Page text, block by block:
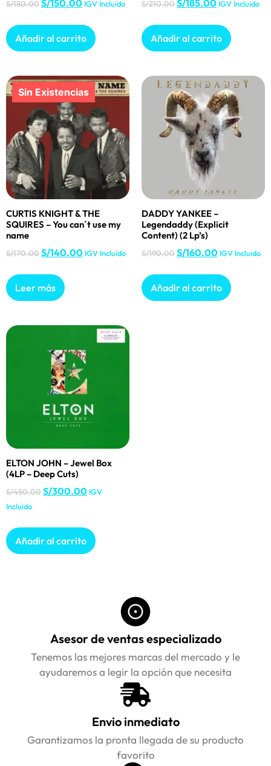
S/180.00S/150.00 IGV Incluido
Añadir al carrito
S/210.00S/185.00 IGV Incluido
Añadir al carrito
CURTIS KNIGHT & THE
SQUIRES – You can´t use my
name
S/170.00S/140.00 IGV Incluido
Leer más
DADDY YANKEE –
Legendaddy (Explicit
Content) (2 Lp’s)
S/190.00S/160.00 IGV Incluido
Añadir al carrito
ELTON JOHN – Jewel Box
(4LP – Deep Cuts)
S/450.00S/300.00 IGV
Incluido
Añadir al carrito
Asesor de ventas especializado
Tenemos las mejores marcas del mercado y le
ayudaremos a legir la opción que necesita
Envio inmediato
Garantizamos la pronta llegada de su producto
favorito